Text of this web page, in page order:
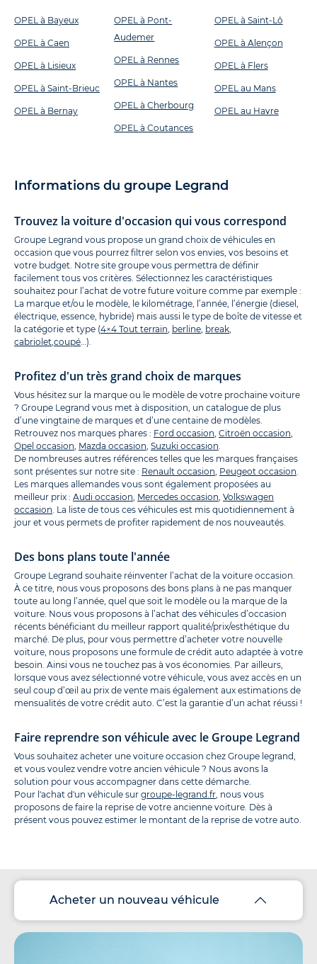
OPEL à Bayeux
OPEL à Caen
OPEL à Lisieux
OPEL à Saint-Brieuc
OPEL à Bernay
OPEL à Pont-
Audemer
OPEL à Rennes
OPEL à Nantes
OPEL à Cherbourg
OPEL à Coutances
OPEL à Saint-Lô
OPEL à Alençon
OPEL à Flers
OPEL au Mans
OPEL au Havre
Informations du groupe Legrand
Trouvez la voiture d'occasion qui vous correspond
Groupe Legrand vous propose un grand choix de véhicules en
occasion que vous pourrez filtrer selon vos envies, vos besoins et
votre budget. Notre site groupe vous permettra de définir
facilement tous vos critères. Sélectionnez les caractéristiques
souhaitez pour l’achat de votre future voiture comme par exemple :
La marque et/ou le modèle, le kilométrage, l’année, l’énergie (diesel,
électrique, essence, hybride) mais aussi le type de boîte de vitesse et
la catégorie et type (4×4 Tout terrain berline break
cabriolet coupé …).
Profitez d'un très grand choix de marques
Vous hésitez sur la marque ou le modèle de votre prochaine voiture
? Groupe Legrand vous met à disposition, un catalogue de plus
d’une vingtaine de marques et d’une centaine de modèles.
Retrouvez nos marques phares : Ford occasion Citroën occasion
Opel occasion Mazda occasion Suzuki occasion
De nombreuses autres références telles que les marques françaises
sont présentes sur notre site : Renault occasion Peugeot occasion
Les marques allemandes vous sont également proposées au
meilleur prix : Audi occasion Mercedes occasion Volkswagen
occasion . La liste de tous ces véhicules est mis quotidiennement à
jour et vous permets de profiter rapidement de nos nouveautés.
Des bons plans toute l'année
Groupe Legrand souhaite réinventer l’achat de la voiture occasion.
À ce titre, nous vous proposons des bons plans à ne pas manquer
toute au long l’année, quel que soit le modèle ou la marque de la
voiture. Nous vous proposons à l’achat des véhicules d’occasion
récents bénéficiant du meilleur rapport qualité/prix/esthétique du
marché. De plus, pour vous permettre d’acheter votre nouvelle
voiture, nous proposons une formule de crédit auto adaptée à votre
besoin. Ainsi vous ne touchez pas à vos économies. Par ailleurs,
lorsque vous avez sélectionné votre véhicule, vous avez accès en un
seul coup d’œil au prix de vente mais également aux estimations de
mensualités de votre crédit auto. C’est la garantie d’un achat réussi !
Faire reprendre son véhicule avec le Groupe Legrand
Vous souhaitez acheter une voiture occasion chez Groupe legrand,
et vous voulez vendre votre ancien véhicule ? Nous avons la
solution pour vous accompagner dans cette démarche.
Pour l'achat d'un véhicule sur groupe-legrand.fr , nous vous
proposons de faire la reprise de votre ancienne voiture. Dès à
présent vous pouvez estimer le montant de la reprise de votre auto.
Acheter un nouveau véhicule